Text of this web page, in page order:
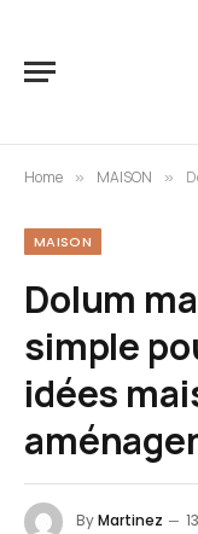
Home » MAISON »
MAISON
Dolum
simple
idées
ByMartinez